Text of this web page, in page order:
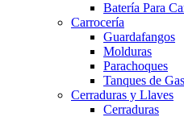
Batería Para
Carrocería
Guardafangos
Molduras
Parachoques
Tanques de
Cerraduras y Llaves
Cerraduras